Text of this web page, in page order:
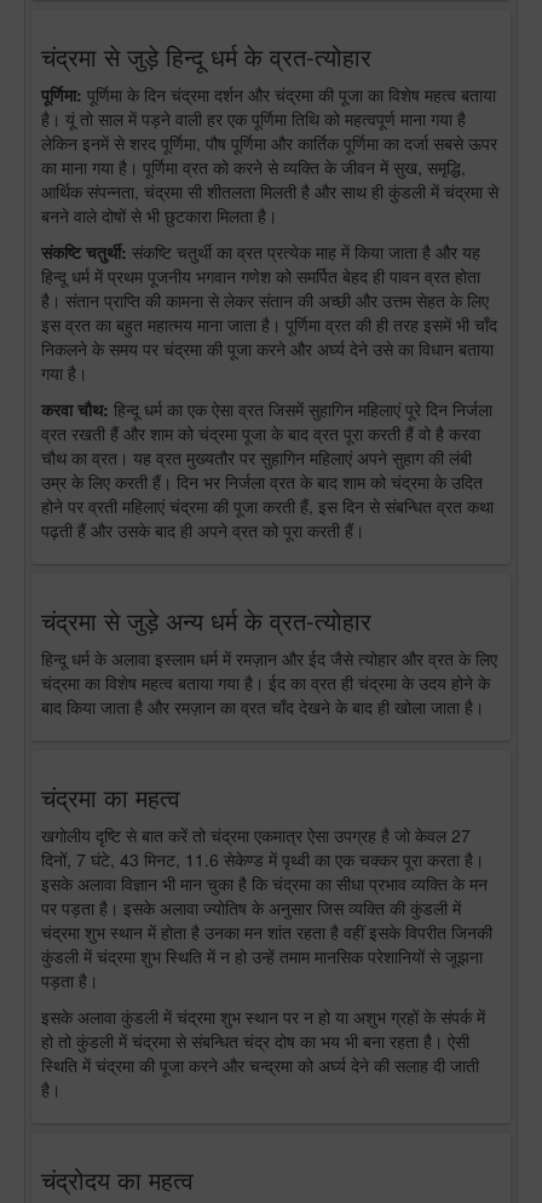
चंद्रमा से जुड़े हिन्दू धर्म के व्रत-त्योहार
पूर्णिमा: पूर्णिमा के दिन चंद्रमा दर्शन और चंद्रमा की पूजा का विशेष महत्व बताया
है। यूं तो साल में पड़ने वाली हर एक पूर्णिमा तिथि को महत्वपूर्ण माना गया है
लेकिन इनमें से शरद पूर्णिमा, पौष पूर्णिमा और कार्तिक पूर्णिमा का दर्जा सबसे ऊपर
का माना गया है। पूर्णिमा व्रत को करने से व्यक्ति के जीवन में सुख, समृद्धि,
आर्थिक संपन्नता, चंद्रमा सी शीतलता मिलती है और साथ ही कुंडली में चंद्रमा से
बनने वाले दोषों से भी छुटकारा मिलता है।
संकष्टि चतुर्थी: संकष्टि चतुर्थी का व्रत प्रत्येक माह में किया जाता है और यह
हिन्दू धर्म में प्रथम पूजनीय भगवान गणेश को समर्पित बेहद ही पावन व्रत होता
है। संतान प्राप्ति की कामना से लेकर संतान की अच्छी और उत्तम सेहत के लिए
इस व्रत का बहुत महात्मय माना जाता है। पूर्णिमा व्रत की ही तरह इसमें भी चाँद
निकलने के समय पर चंद्रमा की पूजा करने और अर्घ्य देने उसे का विधान बताया
गया है।
करवा चौथ: हिन्दू धर्म का एक ऐसा व्रत जिसमें सुहागिन महिलाएं पूरे दिन निर्जला
व्रत रखती हैं और शाम को चंद्रमा पूजा के बाद व्रत पूरा करती हैं वो है करवा
चौथ का व्रत। यह व्रत मुख्यतौर पर सुहागिन महिलाएं अपने सुहाग की लंबी
उम्र के लिए करती हैं। दिन भर निर्जला व्रत के बाद शाम को चंद्रमा के उदित
होने पर व्रती महिलाएं चंद्रमा की पूजा करती हैं, इस दिन से संबन्धित व्रत कथा
पढ़ती हैं और उसके बाद ही अपने व्रत को पूरा करती हैं।
चंद्रमा से जुड़े अन्य धर्म के व्रत-त्योहार
हिन्दू धर्म के अलावा इस्लाम धर्म में रमज़ान और ईद जैसे त्योहार और व्रत के लिए
चंद्रमा का विशेष महत्व बताया गया है। ईद का व्रत ही चंद्रमा के उदय होने के
बाद किया जाता है और रमज़ान का व्रत चाँद देखने के बाद ही खोला जाता है।
चंद्रमा का महत्व
खगोलीय दृष्टि से बात करें तो चंद्रमा एकमात्र ऐसा उपग्रह है जो केवल 27
दिनों, 7 घंटे, 43 मिनट, 11.6 सेकेण्ड में पृथ्वी का एक चक्कर पूरा करता है।
इसके अलावा विज्ञान भी मान चुका है कि चंद्रमा का सीधा प्रभाव व्यक्ति के मन
पर पड़ता है। इसके अलावा ज्योतिष के अनुसार जिस व्यक्ति की कुंडली में
चंद्रमा शुभ स्थान में होता है उनका मन शांत रहता है वहीं इसके विपरीत जिनकी
कुंडली में चंद्रमा शुभ स्थिति में न हो उन्हें तमाम मानसिक परेशानियों से जूझना
पड़ता है।
इसके अलावा कुंडली में चंद्रमा शुभ स्थान पर न हो या अशुभ ग्रहों के संपर्क में
हो तो कुंडली में चंद्रमा से संबन्धित चंद्र दोष का भय भी बना रहता है। ऐसी
स्थिति में चंद्रमा की पूजा करने और चन्द्रमा को अर्घ्य देने की सलाह दी जाती
है।
चंद्रोदय का महत्व